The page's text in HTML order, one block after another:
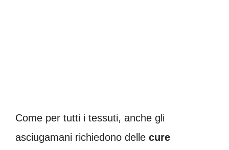
Come per tutti i tessuti, anche gli
asciugamani richiedono delle cure